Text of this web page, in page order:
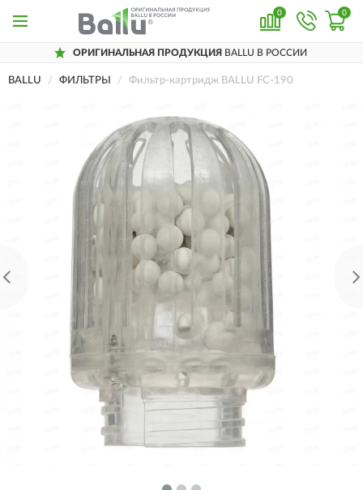
0 0
ОРИГИНАЛЬНАЯ ПРОДУКЦИЯ BALLU В РОССИИ
BALLU ФИЛЬТРЫ Фильтр-картридж BALLU FC-190